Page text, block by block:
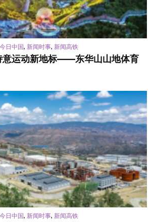
今日中国, 新闻时事, 新闻高铁
意运动新地标——东华山山地体育
今日中国, 新闻时事, 新闻高铁